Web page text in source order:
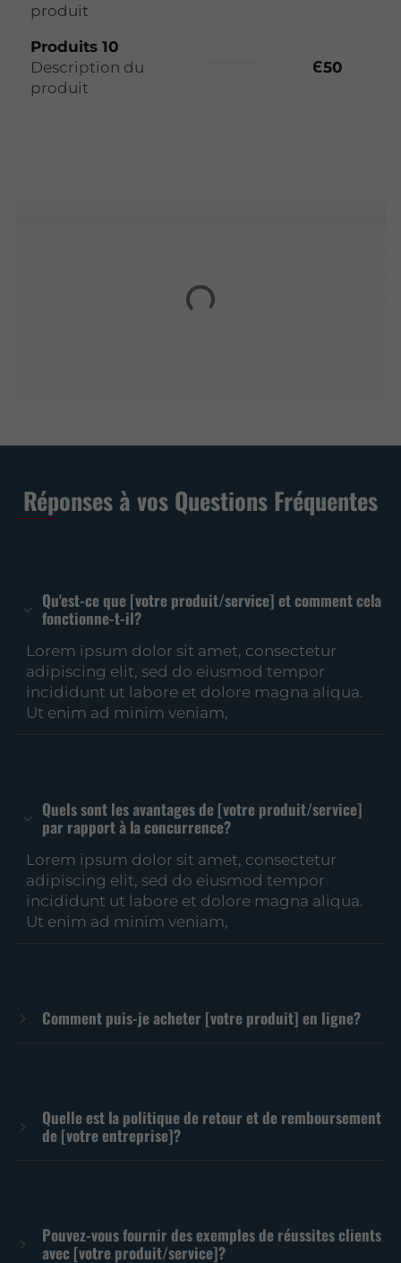
produit
Produits 10
Description du
produit
Є50
Réponses à vos Questions Fréquentes
Qu'est-ce que [votre produit/service] et comment cela
fonctionne-t-il?
Lorem ipsum dolor sit amet, consectetur
adipiscing elit, sed do eiusmod tempor
incididunt ut labore et dolore magna aliqua.
Ut enim ad minim veniam,
Quels sont les avantages de [votre produit/service]
par rapport à la concurrence?
Lorem ipsum dolor sit amet, consectetur
adipiscing elit, sed do eiusmod tempor
incididunt ut labore et dolore magna aliqua.
Ut enim ad minim veniam,
Comment puis-je acheter [votre produit] en ligne?
Quelle est la politique de retour et de remboursement
de [votre entreprise]?
Pouvez-vous fournir des exemples de réussites clients
avec [votre produit/service]?